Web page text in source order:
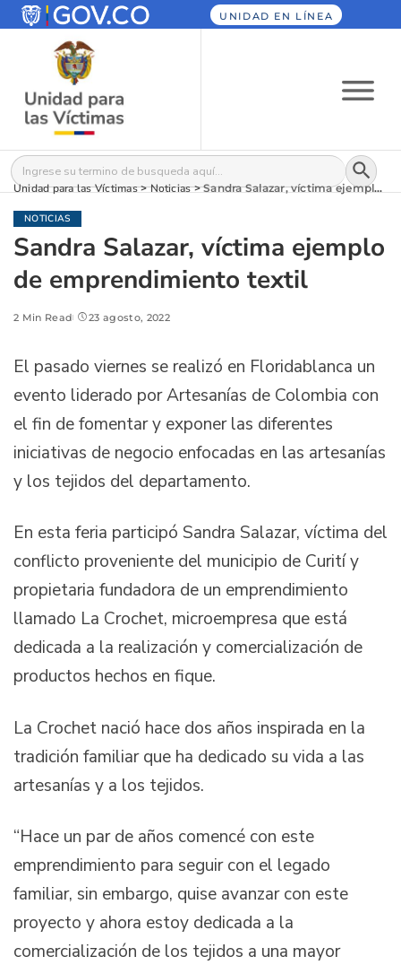
UNIDAD EN LÍNEA
Buscar: Botón
Unidad para las Víctimas>Noticias>Sandra Salazar, víctima ejemplo de emprendimiento textil
NOTICIAS
Sandra Salazar, víctima ejemplo
de emprendimiento textil
2 Min Read 23 agosto, 2022
El pasado viernes se realizó en Floridablanca un
evento liderado por Artesanías de Colombia con
el fin de fomentar y exponer las diferentes
iniciativas de negocio enfocadas en las artesanías
y los tejidos del departamento.
En esta feria participó Sandra Salazar, víctima del
conflicto proveniente del municipio de Curití y
propietaria fundadora de un emprendimiento
llamado La Crochet, microempresa que está
dedicada a la realización y comercialización de
productos hechos en fique.
La Crochet nació hace dos años inspirada en la
tradición familiar que ha dedicado su vida a las
artesanías y a los tejidos.
“Hace un par de años comencé con este
emprendimiento para seguir con el legado
familiar, sin embargo, quise avanzar con este
proyecto y ahora estoy dedicada a la
comercialización de los tejidos a una mayor